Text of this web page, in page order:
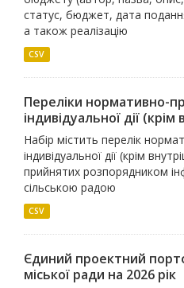
статус, бюджет, дата
а також реалізацію
CSV
Переліки нормативно-
індивідуальної дії
Набір містить перелік
індивідуальної дії (крім
прийнятих розпорядником
сільською радою
CSV
Єдиний проектний
міської ради на 2026 рік